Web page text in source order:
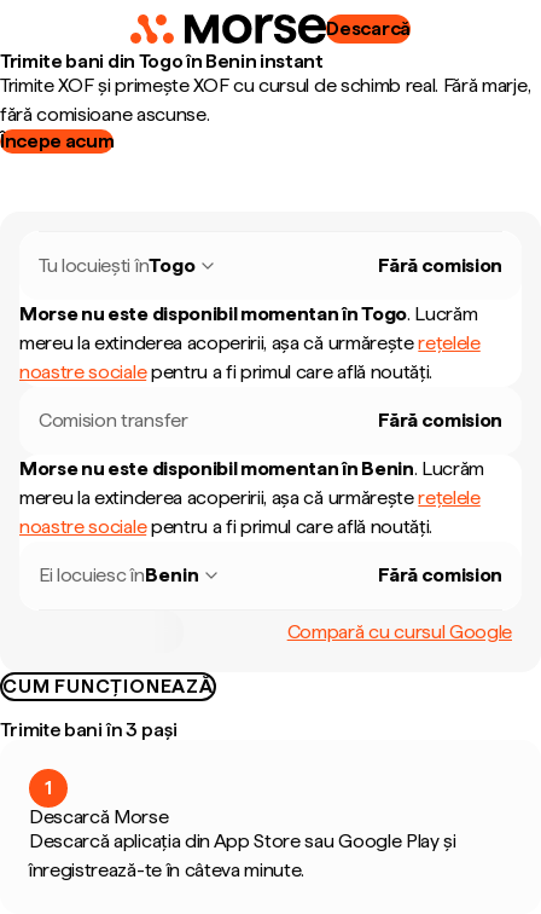
Descarcă
Trimite bani din Togo în Benin instant
Trimite XOF și primește XOF cu cursul de schimb real. Fără marje,
fără comisioane ascunse.
Începe acum
Tu locuiești înTogo Fără comision
Morse nu este disponibil momentan înTogo. Lucrăm
mereu la extinderea acoperirii, așa că urmăreșterețelele
noastre socialepentru a fi primul care află noutăți.
Comision transfer Fără comision
Morse nu este disponibil momentan în Benin. Lucrăm
mereu la extinderea acoperirii, așa că urmăreșterețelele
noastre socialepentru a fi primul care află noutăți.
Ei locuiesc înBenin Fără comision
Compară cu cursul Google
CUM FUNCȚIONEAZĂ
Trimite bani în 3 pași
1
Descarcă Morse
Descarcă aplicația din App Store sau Google Play și
înregistrează-te în câteva minute.